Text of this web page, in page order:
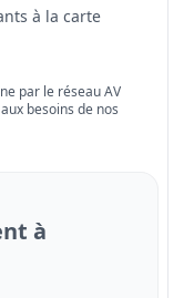
à la carte
par le réseau AV
besoins de nos
à